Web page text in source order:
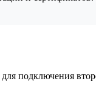
подключения